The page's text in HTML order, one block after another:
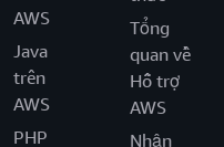
AWS
Java
trên
AWS
PHP
Tổng
quan về
Hỗ trợ
AWS
Nhận